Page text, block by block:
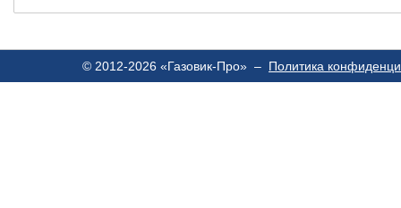
© 2012-2026 «Газовик-Про» – Политика